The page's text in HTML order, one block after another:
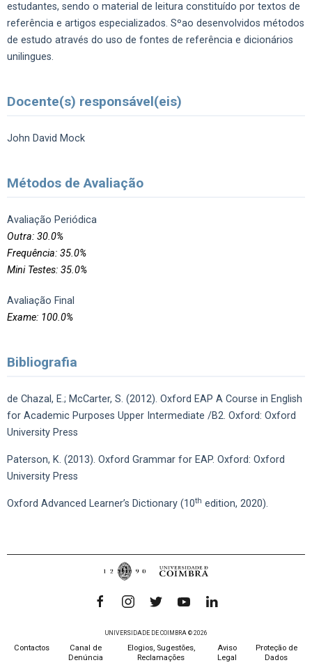
estudantes, sendo o material de leitura constituído por textos de
referência e artigos especializados. Sºao desenvolvidos métodos
de estudo através do uso de fontes de referência e dicionários
unilingues.
Docente(s) responsável(eis)
John David Mock
Métodos de Avaliação
Avaliação Periódica
Outra: 30.0%
Frequência: 35.0%
Mini Testes: 35.0%
Avaliação Final
Exame: 100.0%
Bibliografia
de Chazal, E.; McCarter, S. (2012). Oxford EAP A Course in English
for Academic Purposes Upper Intermediate /B2. Oxford: Oxford
University Press
Paterson, K. (2013). Oxford Grammar for EAP. Oxford: Oxford
University Press
Oxford Advanced Learner’s Dictionary (10th edition, 2020).
UNIVERSIDADE DE COIMBRA © 2026
Contactos
Canal de
Denúncia
Elogios, Sugestões,
Reclamações
Aviso
Legal
Proteção de
Dados